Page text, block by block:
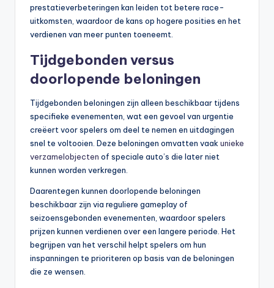
prestatieverbeteringen kan leiden tot betere race-
uitkomsten, waardoor de kans op hogere posities en het
verdienen van meer punten toeneemt.
Tijdgebonden versus
doorlopende beloningen
Tijdgebonden beloningen zijn alleen beschikbaar tijdens
specifieke evenementen, wat een gevoel van urgentie
creëert voor spelers om deel te nemen en uitdagingen
snel te voltooien. Deze beloningen omvatten vaak unieke
verzamelobjecten of speciale auto’s die later niet
kunnen worden verkregen.
Daarentegen kunnen doorlopende beloningen
beschikbaar zijn via reguliere gameplay of
seizoensgebonden evenementen, waardoor spelers
prijzen kunnen verdienen over een langere periode. Het
begrijpen van het verschil helpt spelers om hun
inspanningen te prioriteren op basis van de beloningen
die ze wensen.